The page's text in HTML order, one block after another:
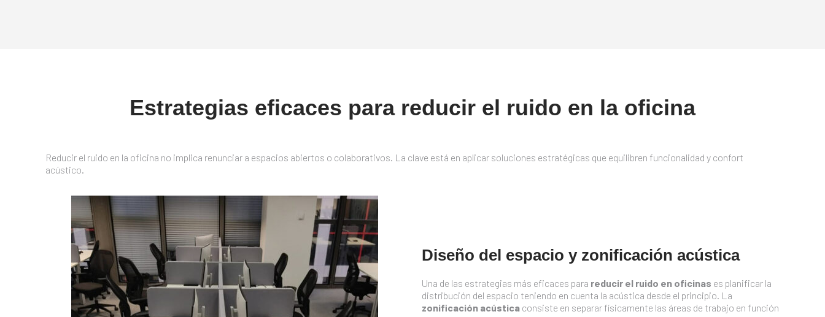
Estrategias eficaces para reducir el ruido en la oficina
Reducir el ruido en la oficina no implica renunciar a espacios abiertos o colaborativos. La clave está en aplicar soluciones estratégicas que equilibren funcionalidad y confort
acústico.
Diseño del espacio y zonificación acústica
Una de las estrategias más eficaces para reducir el ruido en oficinas es planificar la
distribución del espacio teniendo en cuenta la acústica desde el principio. La
zonificación acústica consiste en separar físicamente las áreas de trabajo en función